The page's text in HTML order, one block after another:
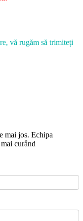
vă rugăm să trimiteți
mai jos. Echipa
curând